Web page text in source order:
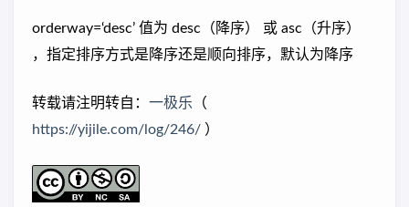
orderway=‘desc’ 值为 desc（降序） 或 asc（升序）
，指定排序方式是降序还是顺向排序，默认为降序
转载请注明转自： 一极乐 （
https://yijile.com/log/246/ ）